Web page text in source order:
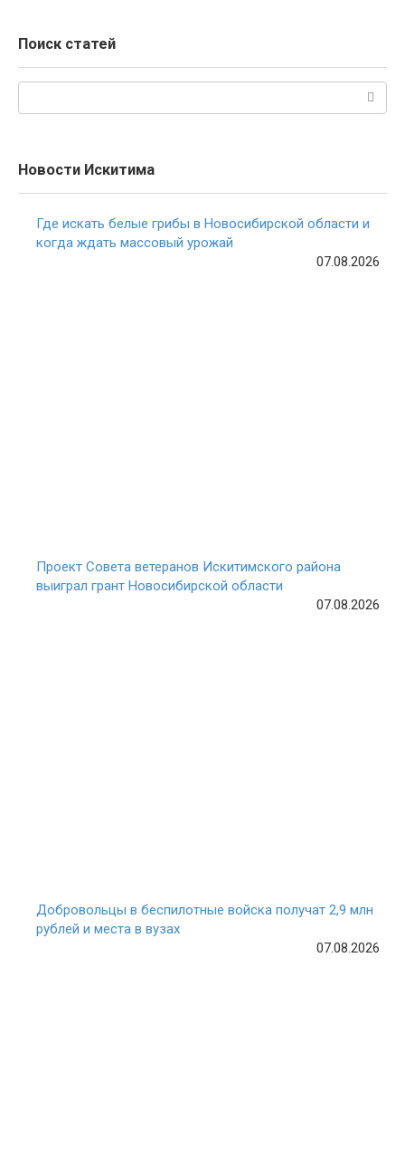
Поиск статей
Новости Искитима
Где искать белые грибы в Новосибирской области и
когда ждать массовый урожай
07.08.2026
Проект Совета ветеранов Искитимского района
выиграл грант Новосибирской области
07.08.2026
Добровольцы в беспилотные войска получат 2,9 млн
рублей и места в вузах
07.08.2026